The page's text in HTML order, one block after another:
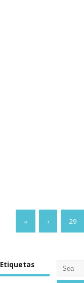
« ‹ 29
Etiquetas